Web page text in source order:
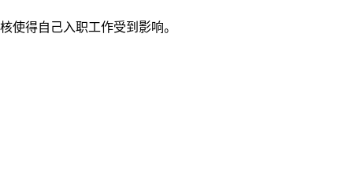
使得自己入职工作受到影响。